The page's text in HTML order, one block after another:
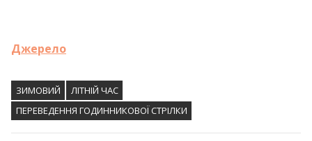
Джерело
ЗИМОВИЙ
ЛІТНІЙ ЧАС
ПЕРЕВЕДЕННЯ ГОДИННИКОВОЇ СТРІЛКИ